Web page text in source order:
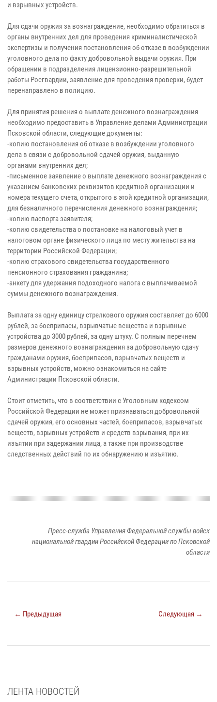
и взрывных устройств.
Для сдачи оружия за вознаграждение, необходимо обратиться в
органы внутренних дел для проведения криминалистической
экспертизы и получения постановления об отказе в возбуждении
уголовного дела по факту добровольной выдачи оружия. При
обращении в подразделения лицензионно-разрешительной
работы Росгвардии, заявление для проведения проверки, будет
перенаправлено в полицию.
Для принятия решения о выплате денежного вознаграждения
необходимо предоставить в Управление делами Администрации
Псковской области, следующие документы:
-копию постановления об отказе в возбуждении уголовного
дела в связи с добровольной сдачей оружия, выданную
органами внутренних дел;
-письменное заявление о выплате денежного вознаграждения с
указанием банковских реквизитов кредитной организации и
номера текущего счета, открытого в этой кредитной организации,
для безналичного перечисления денежного вознаграждения;
-копию паспорта заявителя;
-копию свидетельства о постановке на налоговый учет в
налоговом органе физического лица по месту жительства на
территории Российской Федерации;
-копию страхового свидетельства государственного
пенсионного страхования гражданина;
-анкету для удержания подоходного налога с выплачиваемой
суммы денежного вознаграждения.
Выплата за одну единицу стрелкового оружия составляет до 6000
рублей, за боеприпасы, взрывчатые вещества и взрывные
устройства до 3000 рублей, за одну штуку. С полным перечнем
размеров денежного вознаграждения за добровольную сдачу
гражданами оружия, боеприпасов, взрывчатых веществ и
взрывных устройств, можно ознакомиться на сайте
Администрации Псковской области.
Стоит отметить, что в соответствии с Уголовным кодексом
Российской Федерации не может признаваться добровольной
сдачей оружия, его основных частей, боеприпасов, взрывчатых
веществ, взрывных устройств и средств взрывания, при их
изъятии при задержании лица, а также при производстве
следственных действий по их обнаружению и изъятию.
Пресс-служба Управления Федеральной службы войск
национальной гвардии Российской Федерации по Псковской
области
← Предыдущая Следующая →
ЛЕНТА НОВОСТЕЙ